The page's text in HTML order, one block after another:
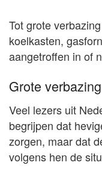
Tot grote
koelkasten,
aangetroffen in of
Grote
Veel lezers uit
begrijpen dat
zorgen, maar dat
volgens hen de